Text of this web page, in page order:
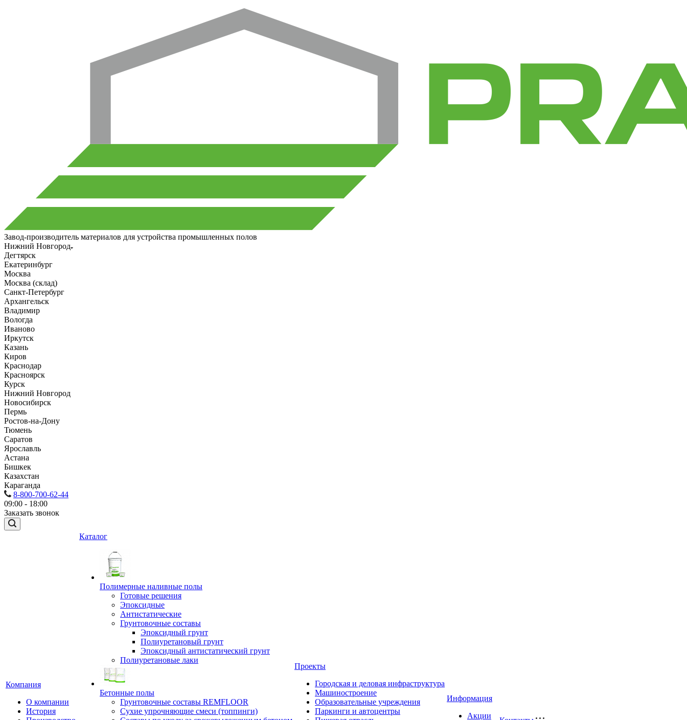
Завод-производитель материалов для устройства промышленных полов
Нижний Новгород
Дегтярск
Екатеринбург
Москва
Москва (склад)
Санкт-Петербург
Архангельск
Владимир
Вологда
Иваново
Иркутск
Казань
Киров
Краснодар
Красноярск
Курск
Нижний Новгород
Новосибирск
Пермь
Ростов-на-Дону
Тюмень
Саратов
Ярославль
Астана
Бишкек
Казахстан
Караганда
8-800-700-62-44
09:00 - 18:00
Заказать звонок
Компания
О компании
История
Каталог
Полимерные наливные полы
Готовые решения
Эпоксидные
Антистатические
Грунтовочные составы
Эпоксидный грунт
Полиуретановый грунт
Эпоксидный антистатический грунт
Полиуретановые лаки
Бетонные полы
Грунтовочные составы REMFLOOR
Сухие упрочняющие смеси (топпинги)
Проекты
Городская и деловая инфраструктура
Машиностроение
Образовательные учреждения
Паркинги и автоцентры
Информация
Акции